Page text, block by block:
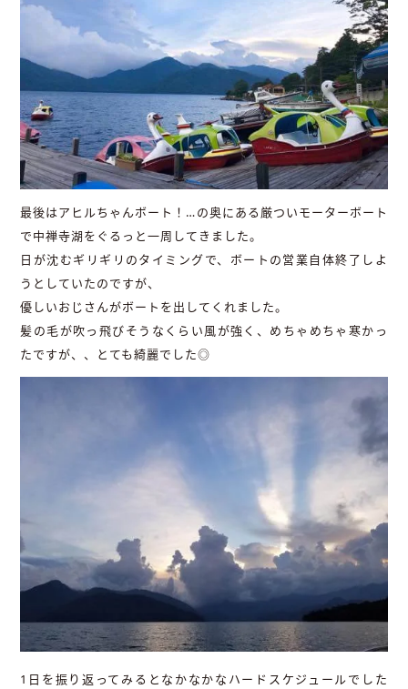
最後はアヒルちゃんボート！…の奥にある厳ついモーターボート
で中禅寺湖をぐるっと一周してきました。
日が沈むギリギリのタイミングで、ボートの営業自体終了しよ
うとしていたのですが、
優しいおじさんがボートを出してくれました。
髪の毛が吹っ飛びそうなくらい風が強く、めちゃめちゃ寒かっ
たですが、、とても綺麗でした◎
1日を振り返ってみるとなかなかなハードスケジュールでした